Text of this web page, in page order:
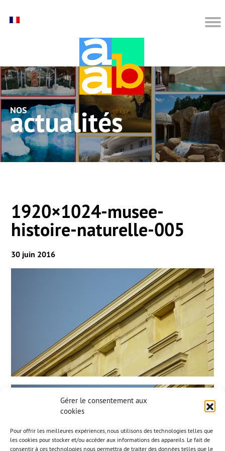
Gérer le consentement aux
cookies
Pour offrir les meilleures expériences, nous utilisons des technologies telles que
les cookies pour stocker et/ou accéder aux informations des appareils. Le fait de
consentir à ces technologies nous permettra de traiter des données telles que le
nos actualités
1920×1024-musee-
histoire-naturelle-005
30 juin 2016